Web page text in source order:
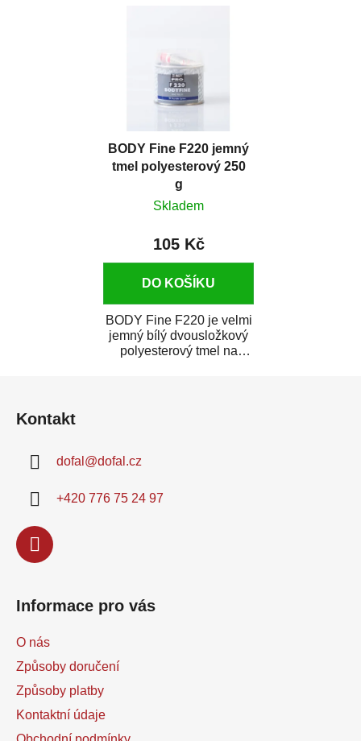
BODY Fine F220 jemný
tmel polyesterový 250
g
Skladem
105 Kč
DO KOŠÍKU
BODY Fine F220 je velmi
jemný bílý dvousložkový
polyesterový tmel na
Kontakt
dofal @dofal.cz
+420 776 75 24 97
Informace pro vás
O nás
Způsoby doručení
Způsoby platby
Kontaktní údaje